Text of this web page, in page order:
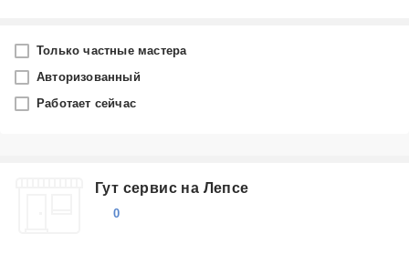
Киров
Производитель
Только частные мастера
Авторизованный
Работает сейчас
Гут сервис на Лепсе
0